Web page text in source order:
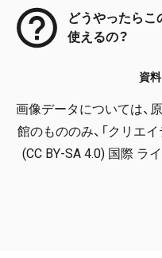
どうやったらこ
使えるの？
資
画像データについては、
館のもののみ、「クリエ
(CC BY-SA 4.0) 国際 ラ